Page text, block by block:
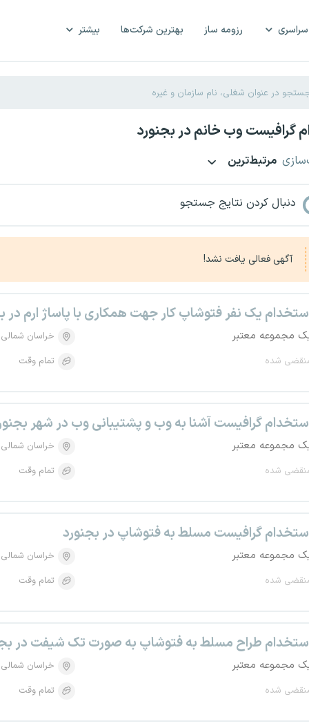
رزومه ساز بهترین شرکت‌ها بیشتر
گرافیست وب خانم در بجنورد
مرتبط‌ترین
دنبال کردن نتایج جستجو
آگهی فعالی یافت نشد!
یک نفر فتوشاپ کار جهت همکاری با پاساژ ارم در
مجموعه معتبر
شده
خراسان شمالی
تمام وقت
گرافیست آشنا به وب و پشتیبانی وب در شهر
مجموعه معتبر
شده
خراسان شمالی
تمام وقت
گرافیست مسلط به فتوشاپ در بجنورد
مجموعه معتبر
شده
خراسان شمالی
تمام وقت
طراح مسلط به فتوشاپ به صورت تک شیفت در
مجموعه معتبر
شده
خراسان شمالی
تمام وقت